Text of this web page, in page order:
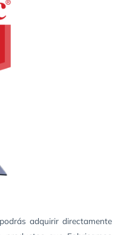
adquirir directamente